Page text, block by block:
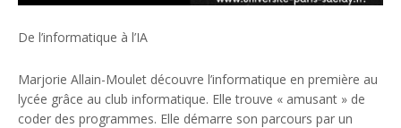
De l’informatique à l’IA
Marjorie Allain-Moulet découvre l’informatique en première au
lycée grâce au club informatique. Elle trouve « amusant » de
coder des programmes. Elle démarre son parcours par un